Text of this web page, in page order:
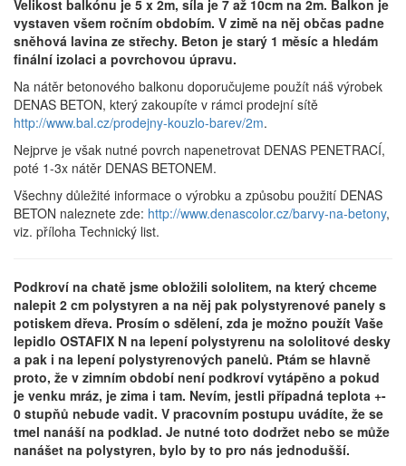
Velikost balkónu je 5 x 2m, síla je 7 až 10cm na 2m. Balkon je
vystaven všem ročním obdobím. V zimě na něj občas padne
sněhová lavina ze střechy. Beton je starý 1 měsíc a hledám
finální izolaci a povrchovou úpravu.
Na nátěr betonového balkonu doporučujeme použít náš výrobek
DENAS BETON, který zakoupíte v rámci prodejní sítě
http://www.bal.cz/prodejny-kouzlo-barev/2m.
Nejprve je však nutné povrch napenetrovat DENAS PENETRACÍ,
poté 1-3x nátěr DENAS BETONEM.
Všechny důležité informace o výrobku a způsobu použití DENAS
BETON naleznete zde: http://www.denascolor.cz/barvy-na-betony,
viz. příloha Technický list.
Podkroví na chatě jsme obložili sololitem, na který chceme
nalepit 2 cm polystyren a na něj pak polystyrenové panely s
potiskem dřeva. Prosím o sdělení, zda je možno použít Vaše
lepidlo OSTAFIX N na lepení polystyrenu na sololitové desky
a pak i na lepení polystyrenových panelů. Ptám se hlavně
proto, že v zimním období není podkroví vytápěno a pokud
je venku mráz, je zima i tam. Nevím, jestli případná teplota +-
0 stupňů nebude vadit. V pracovním postupu uvádíte, že se
tmel nanáší na podklad. Je nutné toto dodržet nebo se může
nanášet na polystyren, bylo by to pro nás jednodušší.